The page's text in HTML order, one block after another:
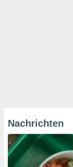
Nachrichten